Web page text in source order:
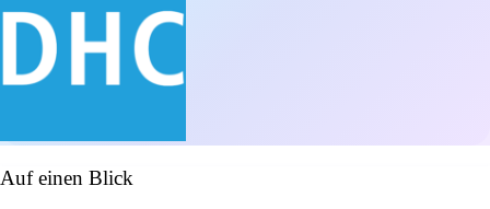
Auf einen Blick